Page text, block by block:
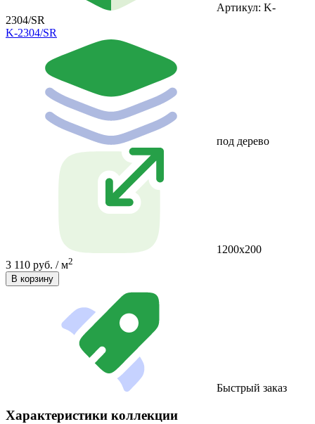
Артикул: K-
2304/SR
K-2304/SR
под дерево
1200x200
3 110 руб. / м2
В корзину
Быстрый заказ
Характеристики коллекции